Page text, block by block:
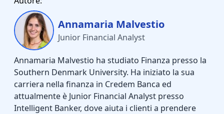
Annamaria Malvestio
Junior Financial Analyst
Annamaria Malvestio ha studiato Finanza presso la
Southern Denmark University. Ha iniziato la sua
carriera nella finanza in Credem Banca ed
attualmente è Junior Financial Analyst presso
Intelligent Banker, dove aiuta i clienti a prendere